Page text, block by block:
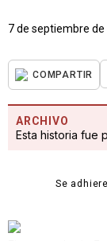
7 de septiembre de
COMPARTIR
ARCHIVO
Esta historia fue
Se